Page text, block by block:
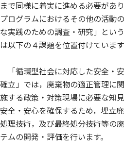
まで同様に着実に進める必要があ
プログラムにおけるその他の活動
な実践のための調査・研究」とい
は以下の４課題を位置付けています
「循環型社会に対応した安全・
確立」では，廃棄物の適正管理に
施する政策・対策現場に必要な知
安全・安心を確保するため，埋立
処理技術，及び最終処分技術等の
テムの開発・評価を行います。